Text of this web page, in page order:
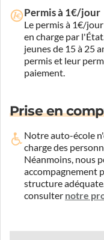
Permis à 1€/jour
Le permis à 1€/
en charge par
jeunes de 15 à 25
permis et leur
paiement.
Prise en
Notre auto-école
charge des
Néanmoins, nous
accompagnement
structure adéquate.
consulter notre